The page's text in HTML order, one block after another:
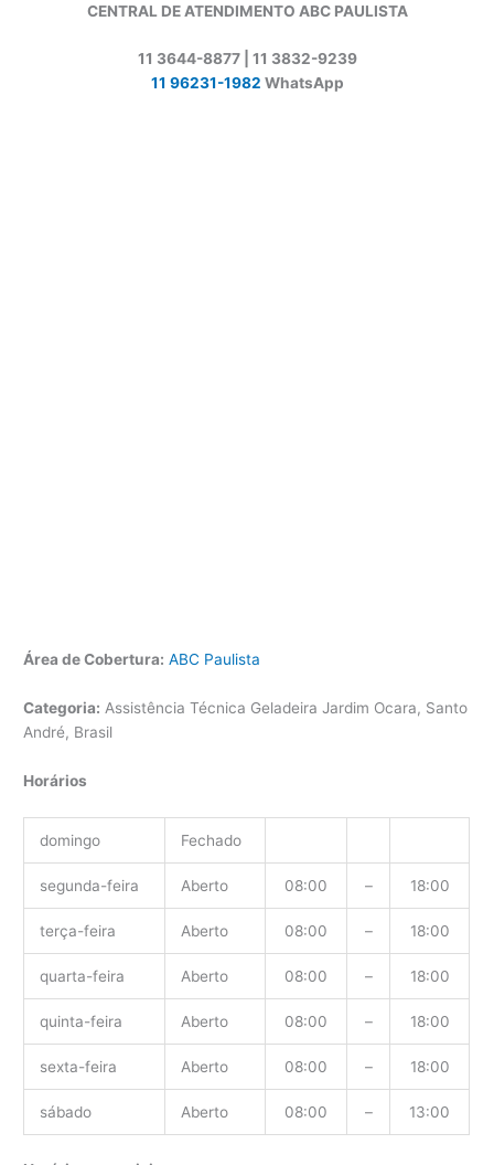
CENTRAL DE ATENDIMENTO ABC PAULISTA
11 3644-8877 | 11 3832-9239
11 96231-1982 WhatsApp
Área de Cobertura: ABC Paulista
Categoria: Assistência Técnica Geladeira Jardim Ocara, Santo
André, Brasil
Horários
domingo Fechado
segunda-feira Aberto 08:00 – 18:00
terça-feira Aberto 08:00 – 18:00
quarta-feira Aberto 08:00 – 18:00
quinta-feira Aberto 08:00 – 18:00
sexta-feira Aberto 08:00 – 18:00
sábado Aberto 08:00 – 13:00